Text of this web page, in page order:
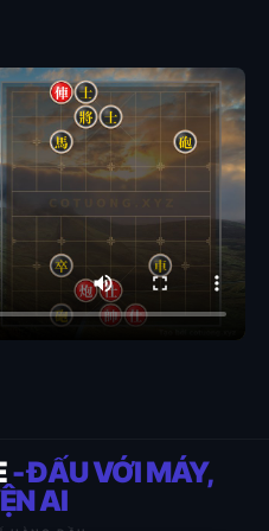
- ĐẤU VỚI MÁY,
AI